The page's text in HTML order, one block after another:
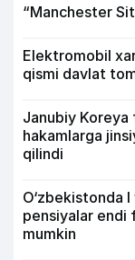
“Manchester
Elektromobil
qismi davlat
Janubiy
hakamlarga
qilindi
O‘zbekistonda
pensiyalar endi
mumkin